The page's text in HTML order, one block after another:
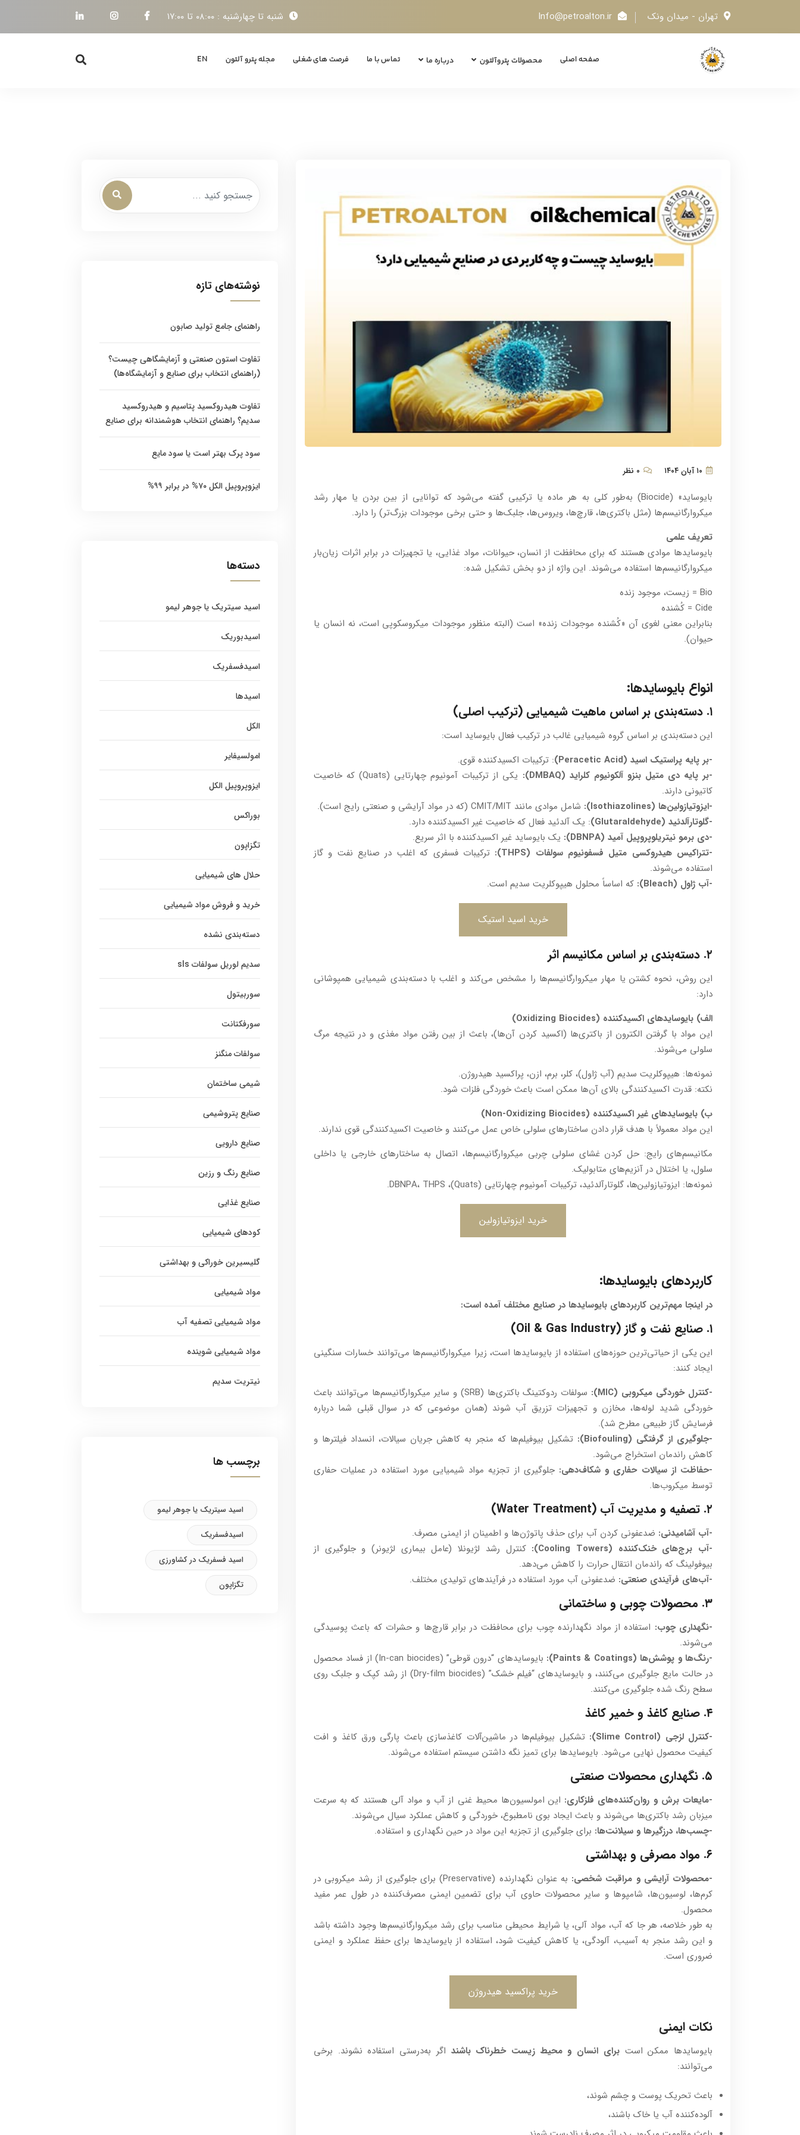
تهران - میدان ونک شنبه تا چهارشنبه : ۰۸:۰۰ تا ۱۷:۰۰
صفحه اصلی محصولات پتروآلتون درباره ما تماس با ما فرصت های شغلی مجله پترو آلتون EN
بایوساید» (Biocide) به‌طور کلی به هر ماده یا ترکیبی گفته می‌شود که توانایی از بین بردن یا مهار رشد
میکروارگانیسم‌ها (مثل باکتری‌ها، قارچ‌ها، ویروس‌ها، جلبک‌ها و حتی برخی موجودات بزرگ‌تر) را دارد.
تعریف علمی
بایوسایدها موادی هستند که برای محافظت از انسان، حیوانات، مواد غذایی، یا تجهیزات در برابر اثرات زیان‌بار
میکروارگانیسم‌ها استفاده می‌شوند. این واژه از دو بخش تشکیل شده:
Bio = زیست، موجود زنده
Cide = کُشنده
بنابراین معنی لغوی آن «کُشنده موجودات زنده» است (البته منظور موجودات میکروسکوپی است، نه انسان یا
حیوان).
انواع بایوسایدها:
۱. دسته‌بندی بر اساس ماهیت شیمیایی (ترکیب اصلی)
این دسته‌بندی بر اساس گروه شیمیایی غالب در ترکیب فعال بایوساید است:
-بر پایه پراستیک اسید (Peracetic Acid)
: ترکیبات اکسیدکننده قوی.
-بر پایه دی متیل بنزو آلکونیوم کلراید (DMBAQ):
یکی از ترکیبات آمونیوم چهارتایی (Quats) که خاصیت
کاتیونی دارند.
-ایزوتیازولین‌ها (Isothiazolines):
شامل موادی مانند CMIT/MIT (که در مواد آرایشی و صنعتی رایج است).
-گلوتارآلدئید (Glutaraldehyde)
: یک آلدئید فعال که خاصیت غیر اکسیدکننده دارد.
-دی برمو نیتریلوپروپیل آمید (DBNPA):
یک بایوساید غیر اکسیدکننده با اثر سریع.
-تتراکیس هیدروکسی متیل فسفونیوم سولفات (THPS):
ترکیبات فسفری که اغلب در صنایع نفت و گاز
استفاده می‌شوند.
-آب ژاول (Bleach):
که اساساً محلول هیپوکلریت سدیم است.
خرید اسید استیک
۲. دسته‌بندی بر اساس مکانیسم اثر
این روش، نحوه کشتن یا مهار میکروارگانیسم‌ها را مشخص می‌کند و اغلب با دسته‌بندی شیمیایی همپوشانی
دارد:
الف) بایوسایدهای اکسیدکننده (Oxidizing Biocides)
این مواد با گرفتن الکترون از باکتری‌ها (اکسید کردن آن‌ها)، باعث از بین رفتن مواد مغذی و در نتیجه مرگ
سلولی می‌شوند.
نمونه‌ها: هیپوکلریت سدیم (آب ژاول)، کلر، برم، ازن، پراکسید هیدروژن.
نکته: قدرت اکسیدکنندگی بالای آن‌ها ممکن است باعث خوردگی فلزات شود.
ب) بایوسایدهای غیر اکسیدکننده (Non-Oxidizing Biocides)
این مواد معمولاً با هدف قرار دادن ساختارهای سلولی خاص عمل می‌کنند و خاصیت اکسیدکنندگی قوی ندارند.
مکانیسم‌های رایج: حل کردن غشای سلولی چربی میکروارگانیسم‌ها، اتصال به ساختارهای خارجی یا داخلی
سلول، یا اختلال در آنزیم‌های متابولیک.
نمونه‌ها: ایزوتیازولین‌ها، گلوتارآلدئید، ترکیبات آمونیوم چهارتایی (Quats)، DBNPA، THPS.
خرید ایزوتیازولین
کاربردهای بایوسایدها:
در اینجا مهم‌ترین کاربردهای بایوسایدها در صنایع مختلف آمده است:
۱. صنایع نفت و گاز (Oil & Gas Industry)
این یکی از حیاتی‌ترین حوزه‌های استفاده از بایوسایدها است، زیرا میکروارگانیسم‌ها می‌توانند خسارات سنگینی
ایجاد کنند:
-کنترل خوردگی میکروبی (MIC):
سولفات ردوکتینگ باکتری‌ها (SRB) و سایر میکروارگانیسم‌ها می‌توانند باعث
خوردگی شدید لوله‌ها، مخازن و تجهیزات تزریق آب شوند (همان موضوعی که در سوال قبلی شما درباره
فرسایش گاز طبیعی مطرح شد).
-جلوگیری از گرفتگی (Biofouling):
تشکیل بیوفیلم‌ها که منجر به کاهش جریان سیالات، انسداد فیلترها و
کاهش راندمان استخراج می‌شود.
-حفاظت از سیالات حفاری و شکاف‌دهی: جلوگیری از تجزیه مواد شیمیایی مورد استفاده در عملیات حفاری
توسط میکروب‌ها.
۲. تصفیه و مدیریت آب (Water Treatment)
-آب آشامیدنی: ضدعفونی کردن آب برای حذف پاتوژن‌ها و اطمینان از ایمنی مصرف.
-آب برج‌های خنک‌کننده (Cooling Towers):
کنترل رشد لژیونلا (عامل بیماری لژیونر) و جلوگیری از
بیوفولینگ که راندمان انتقال حرارت را کاهش می‌دهد.
-آب‌های فرآیندی صنعتی: ضدعفونی آب مورد استفاده در فرآیندهای تولیدی مختلف.
۳. محصولات چوبی و ساختمانی
-نگهداری چوب: استفاده از مواد نگهدارنده چوب برای محافظت در برابر قارچ‌ها و حشرات که باعث پوسیدگی
می‌شوند.
-رنگ‌ها و پوشش‌ها (Paints & Coatings):
بایوسایدهای “درون قوطی” (In-can biocides) از فساد محصول
در حالت مایع جلوگیری می‌کنند، و بایوسایدهای “فیلم خشک” (Dry-film biocides) از رشد کپک و جلبک روی
سطح رنگ شده جلوگیری می‌کنند.
۴. صنایع کاغذ و خمیر کاغذ
-کنترل لزجی (Slime Control):
تشکیل بیوفیلم‌ها در ماشین‌آلات کاغذسازی باعث پارگی ورق کاغذ و افت
کیفیت محصول نهایی می‌شود. بایوسایدها برای تمیز نگه داشتن سیستم استفاده می‌شوند.
۵. نگهداری محصولات صنعتی
-مایعات برش و روان‌کننده‌های فلزکاری: این امولسیون‌ها محیط غنی از آب و مواد آلی هستند که به سرعت
میزبان رشد باکتری‌ها می‌شوند و باعث ایجاد بوی نامطبوع، خوردگی و کاهش عملکرد سیال می‌شوند.
-چسب‌ها، درزگیرها و سیلانت‌ها: برای جلوگیری از تجزیه این مواد در حین نگهداری و استفاده.
۶. مواد مصرفی و بهداشتی
-محصولات آرایشی و مراقبت شخصی:
به عنوان نگهدارنده (Preservative) برای جلوگیری از رشد میکروبی در
کرم‌ها، لوسیون‌ها، شامپوها و سایر محصولات حاوی آب برای تضمین ایمنی مصرف‌کننده در طول عمر مفید
محصول.
به طور خلاصه، هر جا که آب، مواد آلی، یا شرایط محیطی مناسب برای رشد میکروارگانیسم‌ها وجود داشته باشد
و این رشد منجر به آسیب، آلودگی، یا کاهش کیفیت شود، استفاده از بایوسایدها برای حفظ عملکرد و ایمنی
ضروری است.
خرید پراکسید هیدروژن
نکات ایمنی
بایوسایدها ممکن استبرای انسان و محیط‌ زیست خطرناک باشند اگر به‌درستی استفاده نشوند. برخی
می‌توانند:
باعث تحریک پوست و چشم شوند،
آلوده‌کننده آب یا خاک باشند،
نوشته‌های تازه
راهنمای جامع تولید صابون
تفاوت استون صنعتی و آزمایشگاهی چیست؟
(راهنمای انتخاب برای صنایع و آزمایشگاه‌ها)
تفاوت هیدروکسید پتاسیم و هیدروکسید
سدیم؟ راهنمای انتخاب هوشمندانه برای صنایع
سود پرک بهتر است یا سود مایع
ایزوپروپیل الکل ۷۰% در برابر ۹۹%
دسته‌ها
اسید سیتریک یا جوهر لیمو
اسیدبوریک
اسیدفسفریک
اسیدها
الکل
امولسیفایر
ایزوپروپیل الکل
بوراکس
تگزاپون
حلال های شیمیایی
خرید و فروش مواد شیمیایی
دسته‌بندی نشده
سدیم لوریل سولفات sls
سوربیتول
سورفکتانت
سولفات منگنز
شیمی ساختمان
صنایع پتروشیمی
صنایع دارویی
صنایع رنگ و رزین
صنایع غذایی
کودهای شیمیایی
گلیسیرین خوراکی و بهداشتی
مواد شیمیایی
مواد شیمیایی تصفیه آب
مواد شیمیایی شوینده
نیتریت سدیم
برچسب ها
اسید سیتریک یا جوهر لیمو
اسیدفسفریک
اسید فسفریک در کشاورزی
تگزاپون